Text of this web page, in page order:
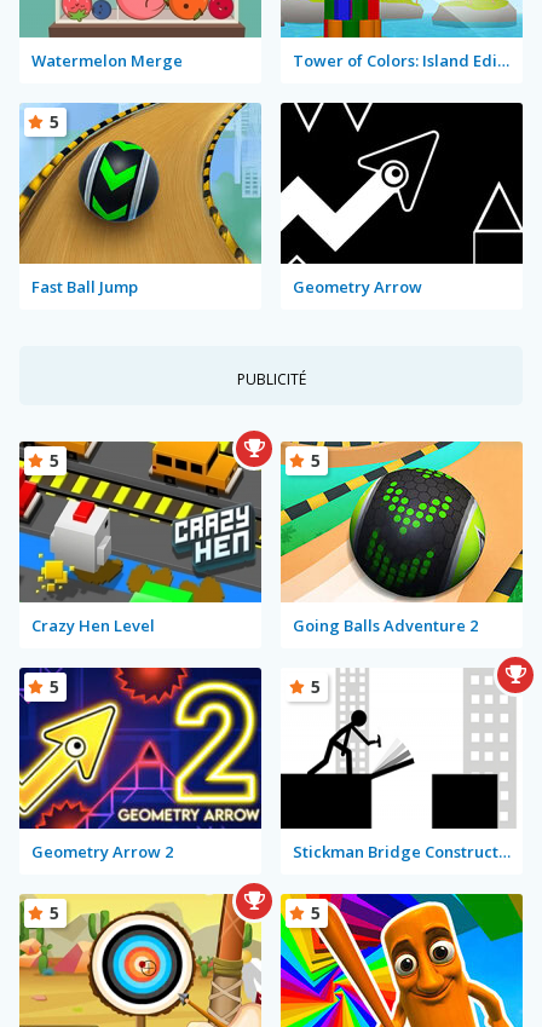
Watermelon Merge Tower of Colors: Island Edition
Fast Ball Jump
5
Geometry Arrow
PUBLICITÉ
Crazy Hen Level
5
Going Balls Adventure 2
5
Geometry Arrow 2
5
Stickman Bridge Constructor
5
5 5